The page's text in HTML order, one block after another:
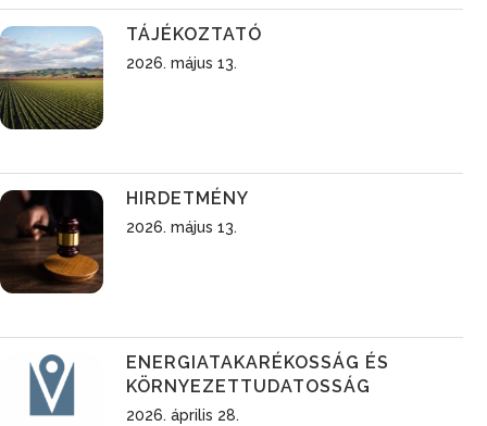
TÁJÉKOZTATÓ
2026. május 13.
HIRDETMÉNY
2026. május 13.
ENERGIATAKARÉKOSSÁG ÉS
KÖRNYEZETTUDATOSSÁG
2026. április 28.